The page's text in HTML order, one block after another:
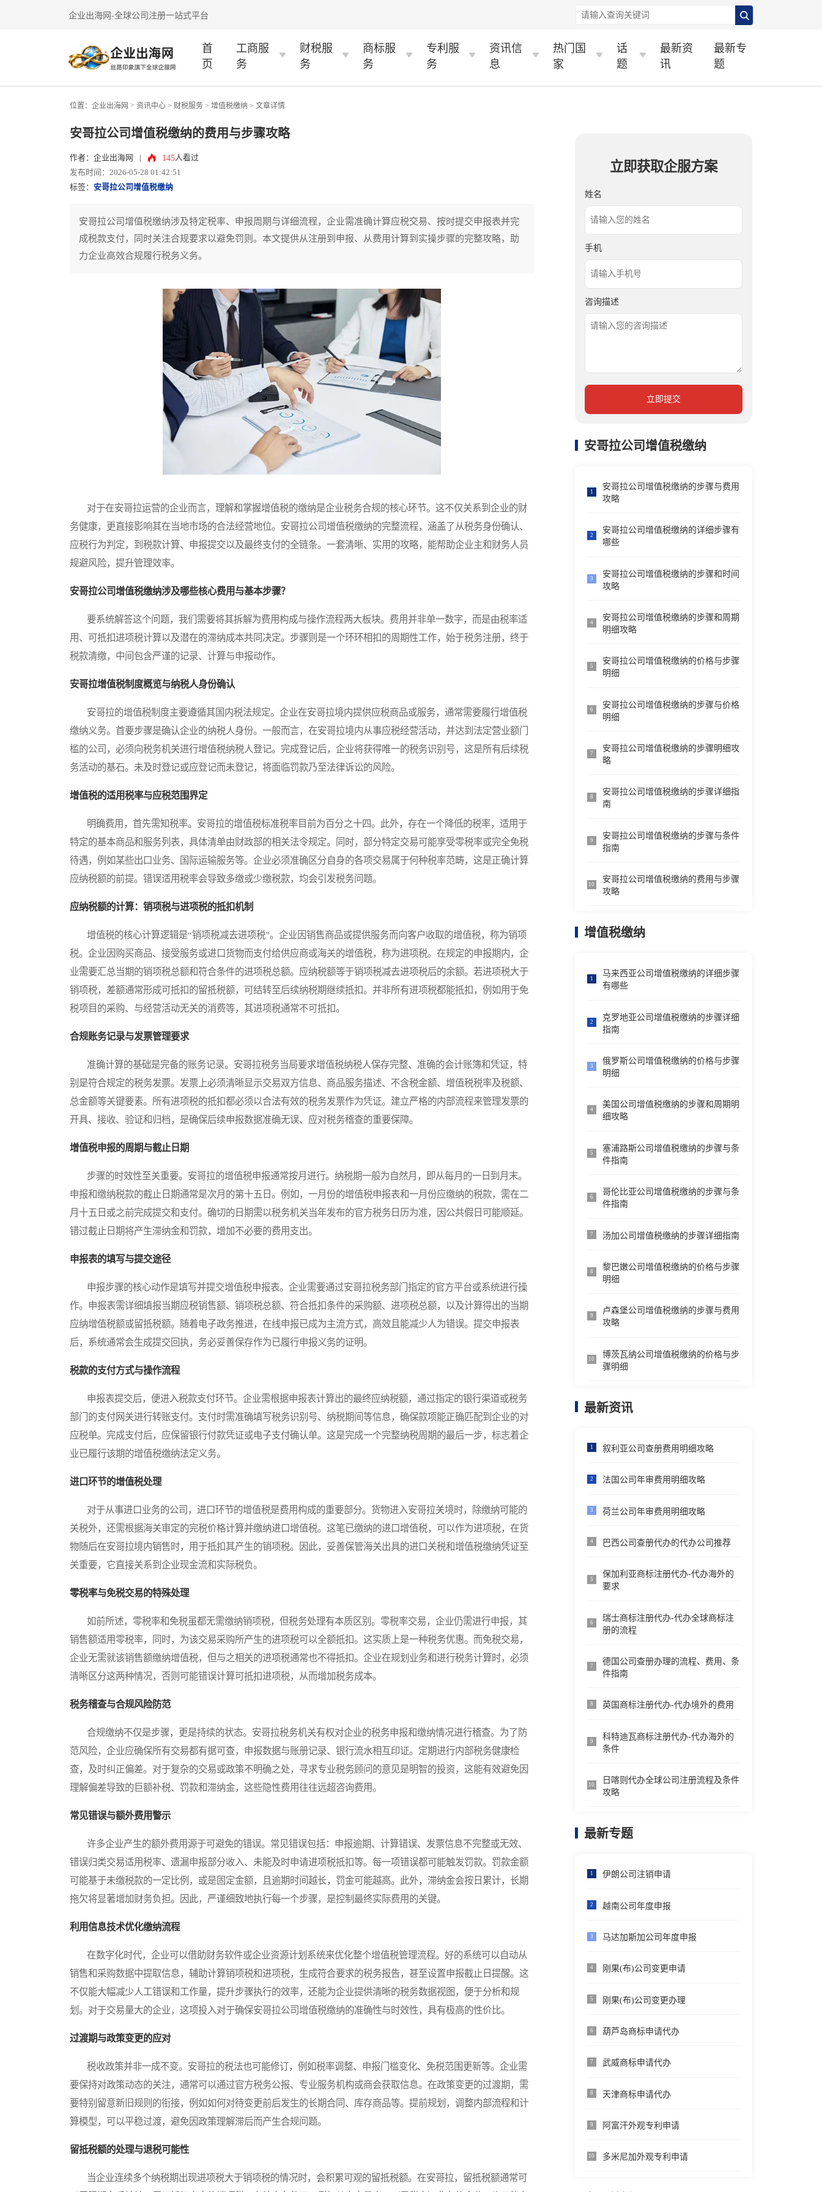
企业出海网-全球公司注册一站式平台
首
页
工商服
务
财税服
务
商标服
务
专利服
务
资讯信
息
热门国
家
话
题
最新资
讯
最新专
题
位置： 企业出海网 > 资讯中心 > 财税服务 > 增值税缴纳 > 文章详情
安哥拉公司增值税缴纳的费用与步骤攻略
作者：企业出海网 145人看过
发布时间：2026-05-28 01:42:51
标签： 安哥拉公司增值税缴纳
安哥拉公司增值税缴纳涉及特定税率、申报周期与详细流程，企业需准确计算应税交易、按时提交申报表并完
成税款支付，同时关注合规要求以避免罚则。本文提供从注册到申报、从费用计算到实操步骤的完整攻略，助
力企业高效合规履行税务义务。
对于在安哥拉运营的企业而言，理解和掌握增值税的缴纳是企业税务合规的核心环节。这不仅关系到企业的财
务健康，更直接影响其在当地市场的合法经营地位。安哥拉公司增值税缴纳的完整流程，涵盖了从税务身份确认、
应税行为判定，到税款计算、申报提交以及最终支付的全链条。一套清晰、实用的攻略，能帮助企业主和财务人员
规避风险，提升管理效率。
安哥拉公司增值税缴纳涉及哪些核心费用与基本步骤？
要系统解答这个问题，我们需要将其拆解为费用构成与操作流程两大板块。费用并非单一数字，而是由税率适
用、可抵扣进项税计算以及潜在的滞纳成本共同决定。步骤则是一个环环相扣的周期性工作，始于税务注册，终于
税款清缴，中间包含严谨的记录、计算与申报动作。
安哥拉增值税制度概览与纳税人身份确认
安哥拉的增值税制度主要遵循其国内税法规定。企业在安哥拉境内提供应税商品或服务，通常需要履行增值税
缴纳义务。首要步骤是确认企业的纳税人身份。一般而言，在安哥拉境内从事应税经营活动，并达到法定营业额门
槛的公司，必须向税务机关进行增值税纳税人登记。完成登记后，企业将获得唯一的税务识别号，这是所有后续税
务活动的基石。未及时登记或应登记而未登记，将面临罚款乃至法律诉讼的风险。
增值税的适用税率与应税范围界定
明确费用，首先需知税率。安哥拉的增值税标准税率目前为百分之十四。此外，存在一个降低的税率，适用于
特定的基本商品和服务列表，具体清单由财政部的相关法令规定。同时，部分特定交易可能享受零税率或完全免税
待遇，例如某些出口业务、国际运输服务等。企业必须准确区分自身的各项交易属于何种税率范畴，这是正确计算
应纳税额的前提。错误适用税率会导致多缴或少缴税款，均会引发税务问题。
应纳税额的计算：销项税与进项税的抵扣机制
增值税的核心计算逻辑是“销项税减去进项税”。企业因销售商品或提供服务而向客户收取的增值税，称为销项
税。企业因购买商品、接受服务或进口货物而支付给供应商或海关的增值税，称为进项税。在规定的申报期内，企
业需要汇总当期的销项税总额和符合条件的进项税总额。应纳税额等于销项税减去进项税后的余额。若进项税大于
销项税，差额通常形成可抵扣的留抵税额，可结转至后续纳税期继续抵扣。并非所有进项税都能抵扣，例如用于免
税项目的采购、与经营活动无关的消费等，其进项税通常不可抵扣。
合规账务记录与发票管理要求
准确计算的基础是完备的账务记录。安哥拉税务当局要求增值税纳税人保存完整、准确的会计账簿和凭证，特
别是符合规定的税务发票。发票上必须清晰显示交易双方信息、商品服务描述、不含税金额、增值税税率及税额、
总金额等关键要素。所有进项税的抵扣都必须以合法有效的税务发票作为凭证。建立严格的内部流程来管理发票的
开具、接收、验证和归档，是确保后续申报数据准确无误、应对税务稽查的重要保障。
增值税申报的周期与截止日期
步骤的时效性至关重要。安哥拉的增值税申报通常按月进行。纳税期一般为自然月，即从每月的一日到月末。
申报和缴纳税款的截止日期通常是次月的第十五日。例如，一月份的增值税申报表和一月份应缴纳的税款，需在二
月十五日或之前完成提交和支付。确切的日期需以税务机关当年发布的官方税务日历为准，因公共假日可能顺延。
错过截止日期将产生滞纳金和罚款，增加不必要的费用支出。
申报表的填写与提交途径
申报步骤的核心动作是填写并提交增值税申报表。企业需要通过安哥拉税务部门指定的官方平台或系统进行操
作。申报表需详细填报当期应税销售额、销项税总额、符合抵扣条件的采购额、进项税总额，以及计算得出的当期
应纳增值税额或留抵税额。随着电子政务推进，在线申报已成为主流方式，高效且能减少人为错误。提交申报表
后，系统通常会生成提交回执，务必妥善保存作为已履行申报义务的证明。
税款的支付方式与操作流程
申报表提交后，便进入税款支付环节。企业需根据申报表计算出的最终应纳税额，通过指定的银行渠道或税务
部门的支付网关进行转账支付。支付时需准确填写税务识别号、纳税期间等信息，确保款项能正确匹配到企业的对
应税单。完成支付后，应保留银行付款凭证或电子支付确认单。这是完成一个完整纳税周期的最后一步，标志着企
业已履行该期的增值税缴纳法定义务。
进口环节的增值税处理
对于从事进口业务的公司，进口环节的增值税是费用构成的重要部分。货物进入安哥拉关境时，除缴纳可能的
关税外，还需根据海关审定的完税价格计算并缴纳进口增值税。这笔已缴纳的进口增值税，可以作为进项税，在货
物随后在安哥拉境内销售时，用于抵扣其产生的销项税。因此，妥善保管海关出具的进口关税和增值税缴纳凭证至
关重要，它直接关系到企业现金流和实际税负。
零税率与免税交易的特殊处理
如前所述，零税率和免税虽都无需缴纳销项税，但税务处理有本质区别。零税率交易，企业仍需进行申报，其
销售额适用零税率，同时，为该交易采购所产生的进项税可以全额抵扣。这实质上是一种税务优惠。而免税交易，
企业无需就该销售额缴纳增值税，但与之相关的进项税通常也不得抵扣。企业在规划业务和进行税务计算时，必须
清晰区分这两种情况，否则可能错误计算可抵扣进项税，从而增加税务成本。
税务稽查与合规风险防范
合规缴纳不仅是步骤，更是持续的状态。安哥拉税务机关有权对企业的税务申报和缴纳情况进行稽查。为了防
范风险，企业应确保所有交易都有据可查，申报数据与账册记录、银行流水相互印证。定期进行内部税务健康检
查，及时纠正偏差。对于复杂的交易或政策不明确之处，寻求专业税务顾问的意见是明智的投资，这能有效避免因
理解偏差导致的巨额补税、罚款和滞纳金，这些隐性费用往往远超咨询费用。
常见错误与额外费用警示
许多企业产生的额外费用源于可避免的错误。常见错误包括：申报逾期、计算错误、发票信息不完整或无效、
错误归类交易适用税率、遗漏申报部分收入、未能及时申请进项税抵扣等。每一项错误都可能触发罚款。罚款金额
可能基于未缴税款的一定比例，或是固定金额，且逾期时间越长，罚金可能越高。此外，滞纳金会按日累计，长期
拖欠将显著增加财务负担。因此，严谨细致地执行每一个步骤，是控制最终实际费用的关键。
利用信息技术优化缴纳流程
在数字化时代，企业可以借助财务软件或企业资源计划系统来优化整个增值税管理流程。好的系统可以自动从
销售和采购数据中提取信息，辅助计算销项税和进项税，生成符合要求的税务报告，甚至设置申报截止日提醒。这
不仅能大幅减少人工错误和工作量，提升步骤执行的效率，还能为企业提供清晰的税务数据视图，便于分析和规
划。对于交易量大的企业，这项投入对于确保安哥拉公司增值税缴纳的准确性与时效性，具有极高的性价比。
过渡期与政策变更的应对
税收政策并非一成不变。安哥拉的税法也可能修订，例如税率调整、申报门槛变化、免税范围更新等。企业需
要保持对政策动态的关注，通常可以通过官方税务公报、专业服务机构或商会获取信息。在政策变更的过渡期，需
要特别留意新旧规则的衔接，例如如何对待变更前后发生的长期合同、库存商品等。提前规划，调整内部流程和计
算模型，可以平稳过渡，避免因政策理解滞后而产生合规问题。
留抵税额的处理与退税可能性
当企业连续多个纳税期出现进项税大于销项税的情况时，会积累可观的留抵税额。在安哥拉，留抵税额通常可
立即获取企服方案
姓名
手机
咨询描述
立即提交
安哥拉公司增值税缴纳
1
安哥拉公司增值税缴纳的步骤与费用
攻略
2
安哥拉公司增值税缴纳的详细步骤有
哪些
3
安哥拉公司增值税缴纳的步骤和时间
攻略
4
安哥拉公司增值税缴纳的步骤和周期
明细攻略
5
安哥拉公司增值税缴纳的价格与步骤
明细
6
安哥拉公司增值税缴纳的步骤与价格
明细
7
安哥拉公司增值税缴纳的步骤明细攻
略
8
安哥拉公司增值税缴纳的步骤详细指
南
9
安哥拉公司增值税缴纳的步骤与条件
指南
10
安哥拉公司增值税缴纳的费用与步骤
攻略
增值税缴纳
1
马来西亚公司增值税缴纳的详细步骤
有哪些
2
克罗地亚公司增值税缴纳的步骤详细
指南
3
俄罗斯公司增值税缴纳的价格与步骤
明细
4
美国公司增值税缴纳的步骤和周期明
细攻略
5
塞浦路斯公司增值税缴纳的步骤与条
件指南
6
哥伦比亚公司增值税缴纳的步骤与条
件指南
7 汤加公司增值税缴纳的步骤详细指南
8
黎巴嫩公司增值税缴纳的价格与步骤
明细
9
卢森堡公司增值税缴纳的步骤与费用
攻略
10
博茨瓦纳公司增值税缴纳的价格与步
骤明细
最新资讯
1 叙利亚公司查册费用明细攻略
2 法国公司年审费用明细攻略
3 荷兰公司年审费用明细攻略
4 巴西公司查册代办的代办公司推荐
5
保加利亚商标注册代办-代办海外的
要求
6
瑞士商标注册代办-代办全球商标注
册的流程
7
德国公司查册办理的流程、费用、条
件指南
8 英国商标注册代办-代办境外的费用
9
科特迪瓦商标注册代办-代办海外的
条件
10
日喀则代办全球公司注册流程及条件
攻略
最新专题
1 伊朗公司注销申请
2 越南公司年度申报
3 马达加斯加公司年度申报
4 刚果(布)公司变更申请
5 刚果(布)公司变更办理
6 葫芦岛商标申请代办
7 武威商标申请代办
8 天津商标申请代办
9 阿富汗外观专利申请
10 多米尼加外观专利申请